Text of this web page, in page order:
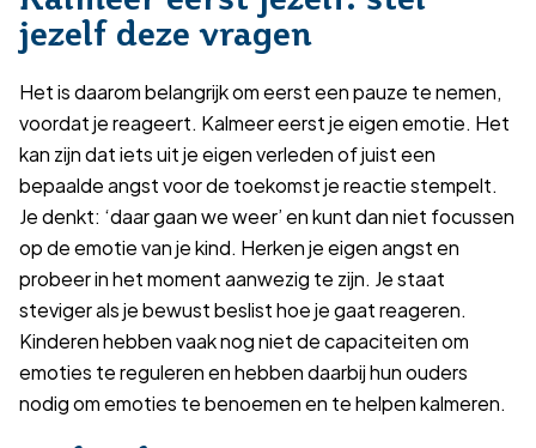
jezelf deze vragen
Het is daarom belangrijk om eerst een pauze te nemen,
voordat je reageert. Kalmeer eerst je eigen emotie. Het
kan zijn dat iets uit je eigen verleden of juist een
bepaalde angst voor de toekomst je reactie stempelt.
Je denkt: ‘daar gaan we weer’ en kunt dan niet focussen
op de emotie van je kind. Herken je eigen angst en
probeer in het moment aanwezig te zijn. Je staat
steviger als je bewust beslist hoe je gaat reageren.
Kinderen hebben vaak nog niet de capaciteiten om
emoties te reguleren en hebben daarbij hun ouders
nodig om emoties te benoemen en te helpen kalmeren.